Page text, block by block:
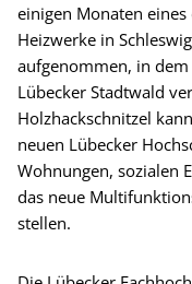
einigen Monaten
Heizwerke in
aufgenommen, in dem
Lübecker Stadtwald
Holzhackschnitzel
neuen Lübecker
Wohnungen, sozialen
das neue
stellen.